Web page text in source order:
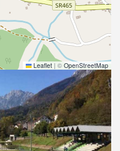
Leaflet | © OpenStreetMap